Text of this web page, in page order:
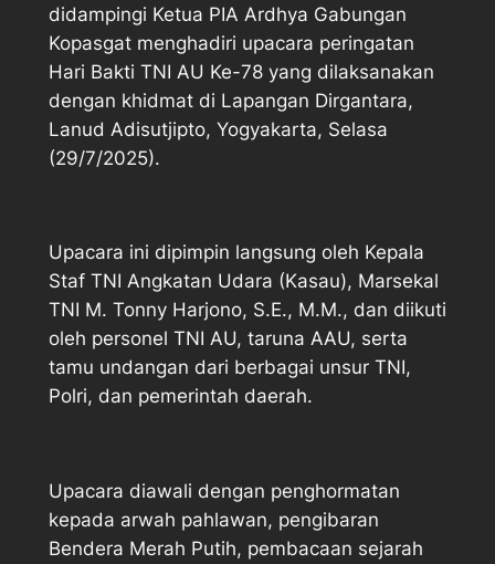
didampingi Ketua PIA Ardhya Gabungan
Kopasgat menghadiri upacara peringatan
Hari Bakti TNI AU Ke-78 yang dilaksanakan
dengan khidmat di Lapangan Dirgantara,
Lanud Adisutjipto, Yogyakarta, Selasa
(29/7/2025).
Upacara ini dipimpin langsung oleh Kepala
Staf TNI Angkatan Udara (Kasau), Marsekal
TNI M. Tonny Harjono, S.E., M.M., dan diikuti
oleh personel TNI AU, taruna AAU, serta
tamu undangan dari berbagai unsur TNI,
Polri, dan pemerintah daerah.
Upacara diawali dengan penghormatan
kepada arwah pahlawan, pengibaran
Bendera Merah Putih, pembacaan sejarah